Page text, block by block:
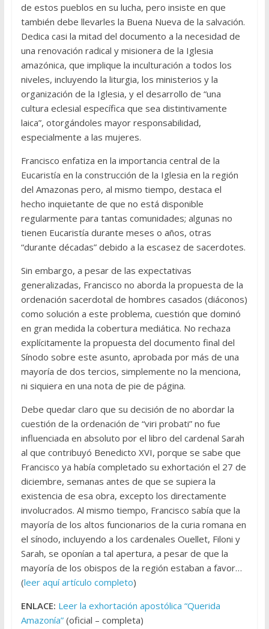
de estos pueblos en su lucha, pero insiste en que
también debe llevarles la Buena Nueva de la salvación.
Dedica casi la mitad del documento a la necesidad de
una renovación radical y misionera de la Iglesia
amazónica, que implique la inculturación a todos los
niveles, incluyendo la liturgia, los ministerios y la
organización de la Iglesia, y el desarrollo de “una
cultura eclesial específica que sea distintivamente
laica”, otorgándoles mayor responsabilidad,
especialmente a las mujeres.
Francisco enfatiza en la importancia central de la
Eucaristía en la construcción de la Iglesia en la región
del Amazonas pero, al mismo tiempo, destaca el
hecho inquietante de que no está disponible
regularmente para tantas comunidades; algunas no
tienen Eucaristía durante meses o años, otras
“durante décadas” debido a la escasez de sacerdotes.
Sin embargo, a pesar de las expectativas
generalizadas, Francisco no aborda la propuesta de la
ordenación sacerdotal de hombres casados (diáconos)
como solución a este problema, cuestión que dominó
en gran medida la cobertura mediática. No rechaza
explícitamente la propuesta del documento final del
Sínodo sobre este asunto, aprobada por más de una
mayoría de dos tercios, simplemente no la menciona,
ni siquiera en una nota de pie de página.
Debe quedar claro que su decisión de no abordar la
cuestión de la ordenación de “viri probati” no fue
influenciada en absoluto por el libro del cardenal Sarah
al que contribuyó Benedicto XVI, porque se sabe que
Francisco ya había completado su exhortación el 27 de
diciembre, semanas antes de que se supiera la
existencia de esa obra, excepto los directamente
involucrados. Al mismo tiempo, Francisco sabía que la
mayoría de los altos funcionarios de la curia romana en
el sínodo, incluyendo a los cardenales Ouellet, Filoni y
Sarah, se oponían a tal apertura, a pesar de que la
mayoría de los obispos de la región estaban a favor…
(leer aquí artículo completo)
ENLACE: Leer la exhortación apostólica “Querida
Amazonía”(oficial – completa)